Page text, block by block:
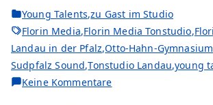
Young Talents,zu Gast im Studio
Florin Media,Florin Media Tonstudio,
Landau in der Pfalz,Otto-Hahn-Gymnasium
Sudpfalz Sound,Tonstudio Landau,young
Keine Kommentare